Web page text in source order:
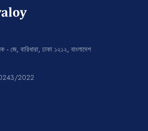
বারিধারা, ঢাকা ১২১২, বাংলাদেশ
2022